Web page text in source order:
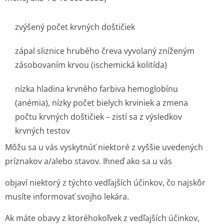
zvýšený počet krvných doštičiek
zápal sliznice hrubého čreva vyvolaný zníženým
zásobovaním krvou (ischemická kolitída)
nízka hladina krvného farbiva hemoglobínu
(anémia), nízky počet bielych krviniek a zmena
počtu krvných doštičiek – zistí sa z výsledkov
krvných testov
Môžu sa u vás vyskytnúť niektoré z vyššie uvedených
príznakov a/alebo stavov. Ihneď ako sa u vás
objaví niektorý z týchto vedľajších účinkov, čo najskôr
musíte informovať svojho lekára.
Ak máte obavy z ktoréhokoľvek z vedľajších účinkov,